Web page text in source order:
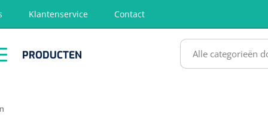
Klantenservice Contact
PRODUCTEN